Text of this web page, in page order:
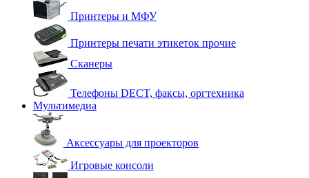
Принтеры и МФУ
Принтеры печати этикеток прочие
Сканеры
Телефоны DECT, факсы, оргтехника
Мультимедиа
Аксессуары для проекторов
Игровые консоли